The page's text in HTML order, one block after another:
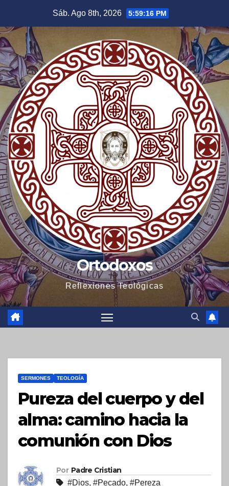
contenido
Sáb. Ago 8th, 2026 5:59:17 PM
Ortodoxos
Reflexiones Teológicas
SERMONES TEOLOGÍA
Pureza del cuerpo y del
alma: camino hacia la
comunión con Dios
Por Padre Cristian
#Dios, #Pecado, #Pereza